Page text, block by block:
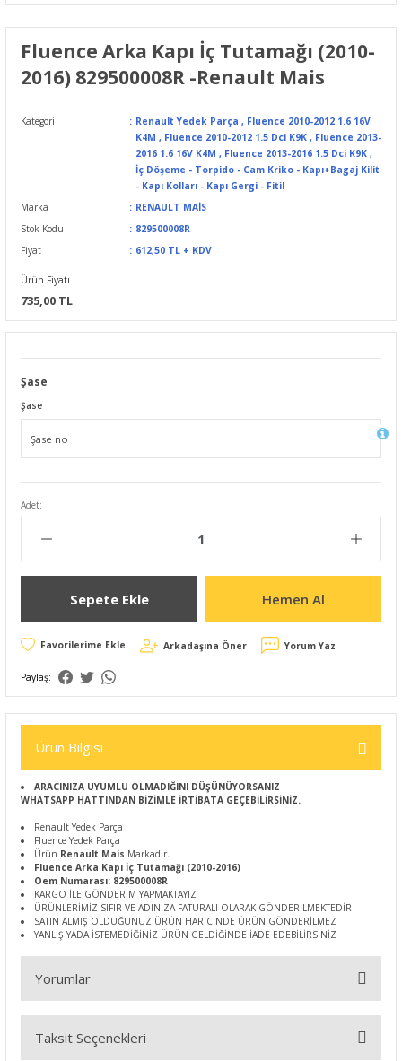
Fluence Arka Kapı İç Tutamağı (2010-
2016) 829500008R -Renault Mais
Kategori Renault Yedek Parça , Fluence 2010-2012 1.6 16V
K4M , Fluence 2010-2012 1.5 Dci K9K , Fluence 2013-
2016 1.6 16V K4M , Fluence 2013-2016 1.5 Dci K9K ,
İç Döşeme - Torpido - Cam Kriko - Kapı+Bagaj Kilit
- Kapı Kolları - Kapı Gergi - Fitil
Marka
RENAULT MAİS
Stok Kodu
829500008R
Fiyat
612,50 TL + KDV
Ürün Fiyatı
735,00 TL
Şase
Şase
Adet:
Sepete Ekle Hemen Al
Arkadaşına Öner Yorum Yaz
Paylaş:
Ürün Bilgisi
ARACINIZA UYUMLU OLMADIĞINI DÜŞÜNÜYORSANIZ
WHATSAPP HATTINDAN BİZİMLE İRTİBATA GEÇEBİLİRSİNİZ.
Renault Yedek Parça
Fluence Yedek Parça
Ürün Renault Mais Markadır.
Fluence Arka Kapı İç Tutamağı (2010-2016)
Oem Numarası: 829500008R
KARGO İLE GÖNDERİM YAPMAKTAYIZ
ÜRÜNLERİMİZ SIFIR VE ADINIZA FATURALI OLARAK GÖNDERİLMEKTEDİR
SATIN ALMIŞ OLDUĞUNUZ ÜRÜN HARİCİNDE ÜRÜN GÖNDERİLMEZ
YANLIŞ YADA İSTEMEDİĞİNİZ ÜRÜN GELDİĞİNDE İADE EDEBİLİRSİNİZ
Yorumlar
Bu ürüne ilk yorumu siz yapın!
Taksit Seçenekleri